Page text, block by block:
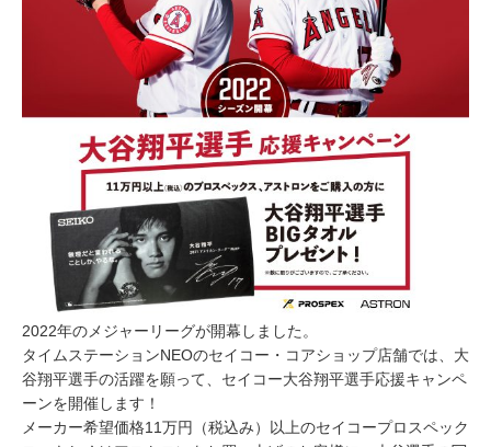
2022年のメジャーリーグが開幕しました。
タイムステーションNEOのセイコー・コアショップ店舗では、大
谷翔平選手の活躍を願って、セイコー大谷翔平選手応援キャンペ
ーンを開催します！
メーカー希望価格11万円（税込み）以上のセイコープロスペック